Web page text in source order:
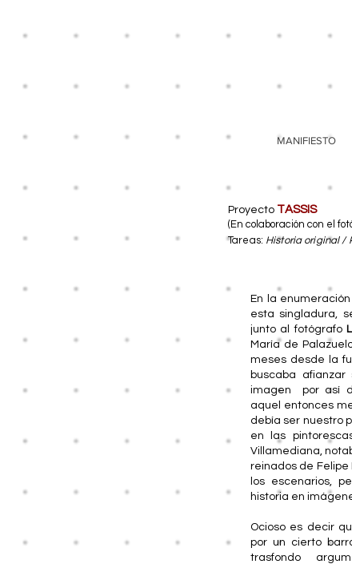
MANIFIESTO
Proyecto TASSIS
(En colaboración con el
Tareas: Historiaoriginal /
En la
esta singladura,
junto al fotógrafo
María de
meses desde la
buscaba
imagen por así
aquel entonces
debía ser nuestro
en las
Villamediana,
reinados de Felipe
los escenarios,
historia en
Ocioso es decir
por un cierto
trasfondo